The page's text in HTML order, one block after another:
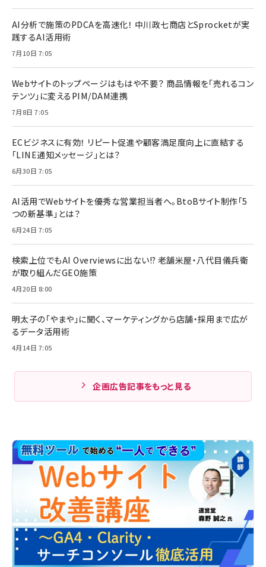
AI分析で施策のPDCAを高速化！ 中川政七商店とSprocketが実
践するAI活用術
7月10日 7:05
Webサイトのトップページはもはや不要？ 商品情報を「売れるコン
テンツ」に変えるPIM/DAM連携
7月8日 7:05
ECビジネスに有効！ リピート促進や顧客満足度向上に直結する
「LINE通知メッセージ」とは？
6月30日 7:05
AI活用でWebサイトを優秀な営業担当者へ。BtoBサイト制作「5
つの新基準」とは？
6月24日 7:05
検索上位でもAI Overviewsに出ない!? 老舗米屋・八代目儀兵衛
が取り組んだGEO施策
4月20日 8:00
明太子の「やまや」に聞く、マーケティングから店舗・採用まで広が
るデータ活用術
4月14日 7:05
企画広告記事をもっと見る